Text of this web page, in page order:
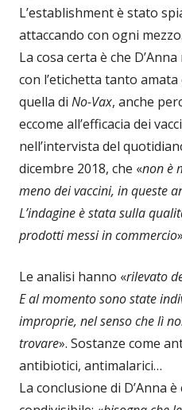
L’establishment è stato
attaccando con ogni mezzo.
La cosa certa è che
con l’etichetta tanto amata
quella di No-Vax, anche
eccome all’efficacia dei
nell’intervista del
dicembre 2018, che «non è
meno dei vaccini, in queste
L’indagine è stata sulla
prodotti messi in commercio
Le analisi hanno «rilevato
E al momento sono state
improprie, nel senso che lì
trovare». Sostanze come
antibiotici, antimalarici…
La conclusione di D’Anna